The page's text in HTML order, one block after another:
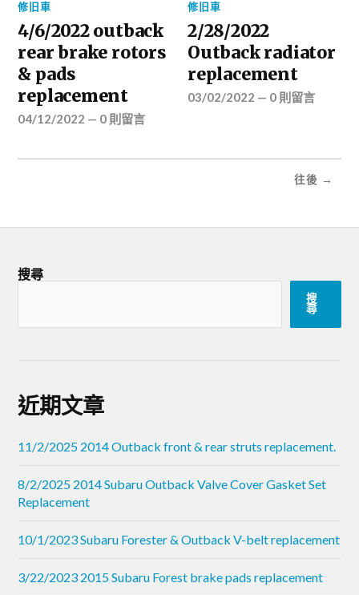
修旧車
4/6/2022 outback
rear brake rotors
& pads
replacement
04/12/2022 — 0 則留言
修旧車
2/28/2022
Outback radiator
replacement
03/02/2022 — 0 則留言
往後 →
搜尋
搜
尋
近期文章
11/2/2025 2014 Outback front & rear struts replacement.
8/2/2025 2014 Subaru Outback Valve Cover Gasket Set
Replacement
10/1/2023 Subaru Forester & Outback V-belt replacement
3/22/2023 2015 Subaru Forest brake pads replacement